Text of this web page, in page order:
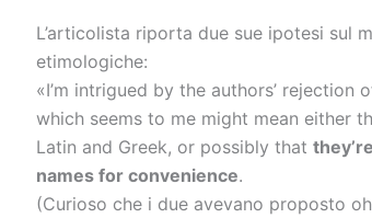
L’articolista riporta due sue ipotesi sul
etimologiche:
«I’m intrigued by the authors’ rejection
which seems to me might mean either
Latin and Greek, or possibly that
names for convenience.
(Curioso che i due avevano proposto